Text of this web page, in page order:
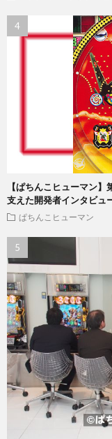
【ぱちんこヒューマン
支えた開発者インタビュ
ぱちんこヒューマン